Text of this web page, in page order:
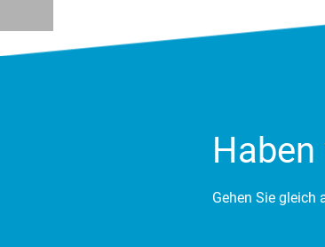
Gehen Sie gleich